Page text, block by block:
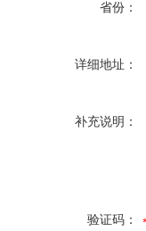
省份：
详细地址：
补充说明：
验证码：